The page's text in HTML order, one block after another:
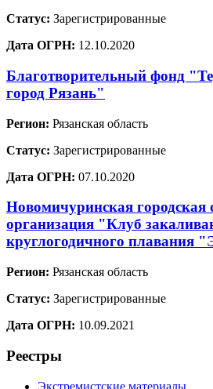
Статус: Зарегистрированные
Дата ОГРН: 12.10.2020
Благотворительный фонд
город Рязань"
Регион: Рязанская область
Статус: Зарегистрированные
Дата ОГРН: 07.10.2020
Новомичуринская городская
организация "Клуб
круглогодичного плавания
Регион: Рязанская область
Статус: Зарегистрированные
Дата ОГРН: 10.09.2021
Реестры
Экстремистские материалы